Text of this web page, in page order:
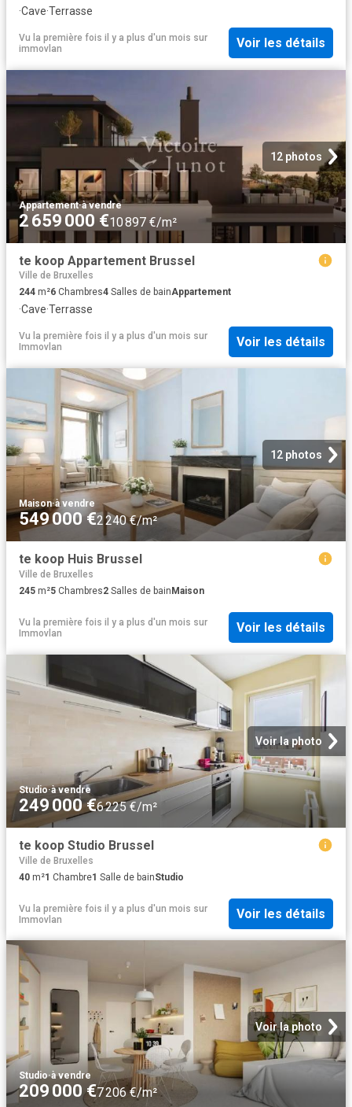
·Cave·Terrasse
Vu la première fois il y a plus d'un mois sur
immovlan
Voir les détails
12 photos
Appartement·à vendre
2 659 000 €10 897 €/m²
te koop Appartement Brussel
Ville de Bruxelles
244 m²6 Chambres4 Salles de bainAppartement
·Cave·Terrasse
Vu la première fois il y a plus d'un mois sur
Immovlan
Voir les détails
12 photos
Maison·à vendre
549 000 €2 240 €/m²
te koop Huis Brussel
Ville de Bruxelles
245 m²5 Chambres2 Salles de bain Maison
Vu la première fois il y a plus d'un mois sur
Immovlan
Voir les détails
Voir la photo
Studio·à vendre
249 000 €6 225 €/m²
te koop Studio Brussel
Ville de Bruxelles
40 m²1 Chambre1 Salle de bainStudio
Vu la première fois il y a plus d'un mois sur
Immovlan
Voir les détails
Voir la photo
Studio·à vendre
209 000 €7 206 €/m²